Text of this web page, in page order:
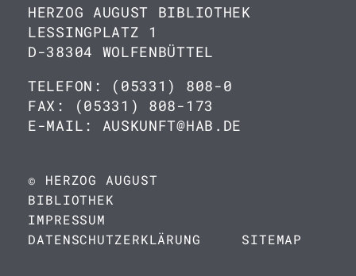
HERZOG AUGUST BIBLIOTHEK
LESSINGPLATZ 1
D-38304 WOLFENBÜTTEL
TELEFON: (05331) 808-0
FAX: (05331) 808-173
E-MAIL: AUSKUNFT@HAB.DE
© HERZOG AUGUST
BIBLIOTHEK
IMPRESSUM
DATENSCHUTZERKLÄRUNG
SITEMAP